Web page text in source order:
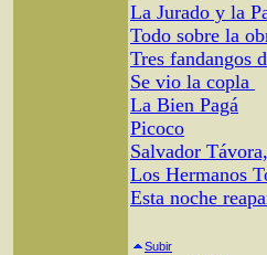
La Jurado y la
Todo sobre la
Tres fandangos
Se vio la copla
La Bien Pagá
Picoco
Salvador
Los Hermanos
Esta noche
Subir